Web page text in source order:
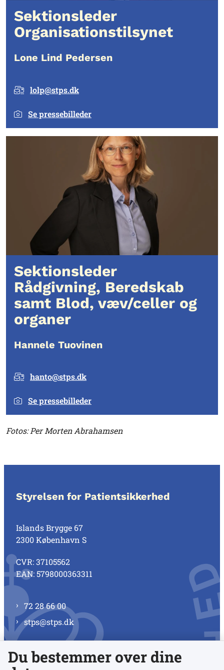
Sektionsleder
Organisationstilsynet
Lone Lind Pedersen
lolp@stps.dk
Se pressebilleder
Sektionsleder
Rådgivning, Beredskab
samt Blod, væv/celler og
organer
Hannele Tuovinen
hanto@stps.dk
Se pressebilleder
Fotos: Per Morten Abrahamsen
Styrelsen for Patientsikkerhed
Islands Brygge 67
2300 København S
CVR: 37105562
EAN: 5798000363311
72 28 66 00
stps@stps.dk
Se alle kontaktnumre
Du bestemmer over dine